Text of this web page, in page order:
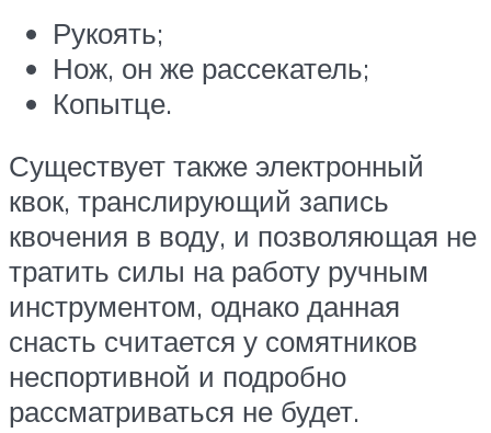
Рукоять;
Нож, он же рассекатель;
Копытце.
Существует также электронный
квок, транслирующий запись
квочения в воду, и позволяющая не
тратить силы на работу ручным
инструментом, однако данная
снасть считается у сомятников
неспортивной и подробно
рассматриваться не будет.